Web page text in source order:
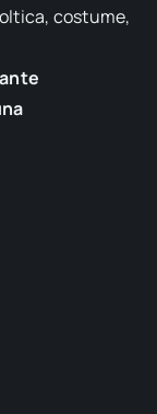
costume,